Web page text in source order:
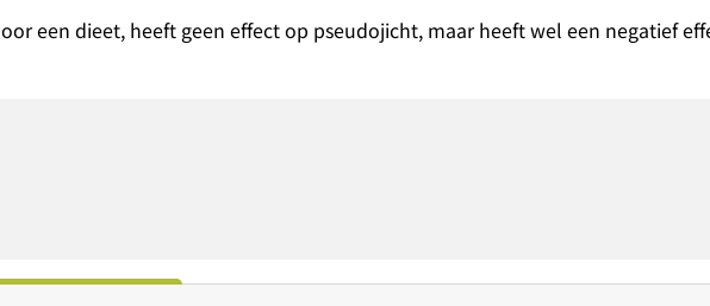
een dieet, heeft geen effect op pseudojicht, maar heeft wel een negatief